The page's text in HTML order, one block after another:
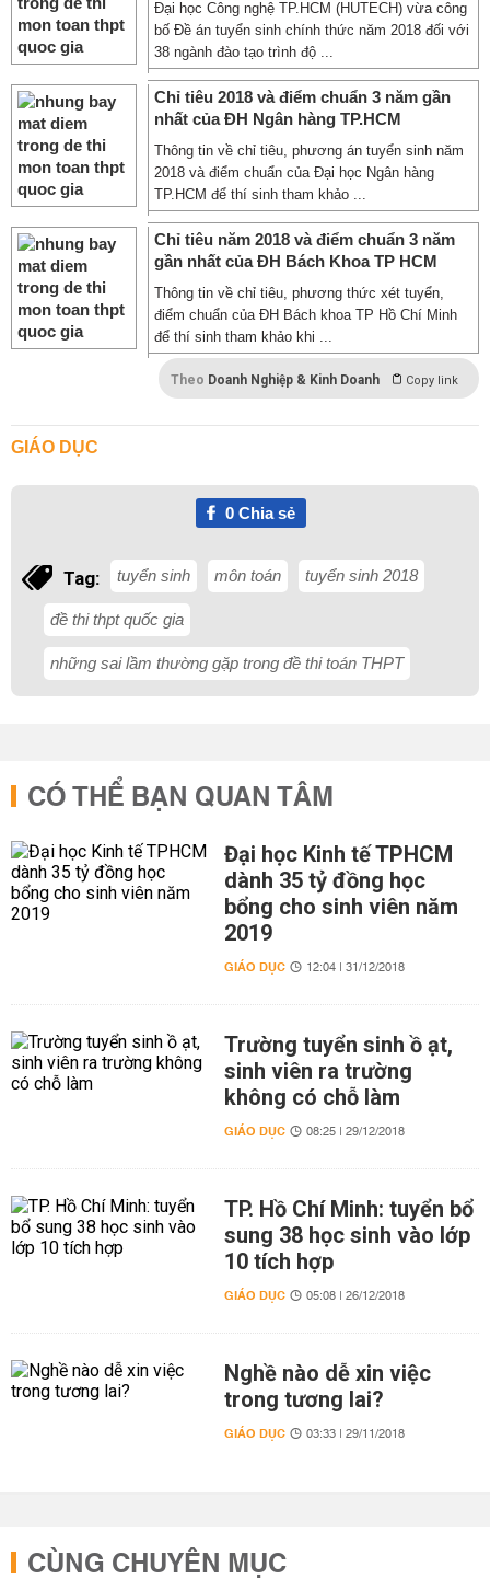
Đại học Công nghệ TP.HCM (HUTECH) vừa công
bố Đề án tuyển sinh chính thức năm 2018 đối với
38 ngành đào tạo trình độ ...
Chỉ tiêu 2018 và điểm chuẩn 3 năm gần
nhất của ĐH Ngân hàng TP.HCM
Thông tin về chỉ tiêu, phương án tuyển sinh năm
2018 và điểm chuẩn của Đại học Ngân hàng
TP.HCM để thí sinh tham khảo ...
Chỉ tiêu năm 2018 và điểm chuẩn 3 năm
gần nhất của ĐH Bách Khoa TP HCM
Thông tin về chỉ tiêu, phương thức xét tuyển,
điểm chuẩn của ĐH Bách khoa TP Hồ Chí Minh
để thí sinh tham khảo khi ...
Theo Doanh Nghiệp & Kinh Doanh Copy link
GIÁO DỤC
0Chia sẻ
Tag: tuyển sinh môn toán tuyển sinh 2018
đề thi thpt quốc gia
những sai lầm thường gặp trong đề thi toán THPT
CÓ THỂ BẠN QUAN TÂM
Đại học Kinh tế TPHCM
dành 35 tỷ đồng học
bổng cho sinh viên năm
2019
GIÁO DỤC 12:04 | 31/12/2018
Trường tuyển sinh ồ ạt,
sinh viên ra trường
không có chỗ làm
GIÁO DỤC 08:25 | 29/12/2018
TP. Hồ Chí Minh: tuyển bổ
sung 38 học sinh vào lớp
10 tích hợp
GIÁO DỤC 05:08 | 26/12/2018
Nghề nào dễ xin việc
trong tương lai?
GIÁO DỤC 03:33 | 29/11/2018
CÙNG CHUYÊN MỤC